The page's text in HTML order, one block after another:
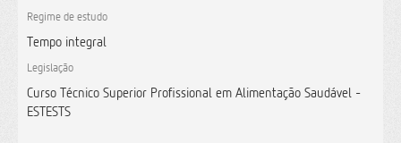
Regime de estudo
Tempo integral
Legislação
Curso Técnico Superior Profissional em Alimentação Saudável -
ESTESTS